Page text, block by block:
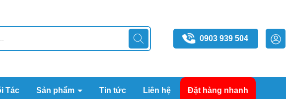
0903 939 504
Tác Sản phẩm Tin tức Liên hệ Đặt hàng nhanh